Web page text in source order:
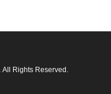
. All Rights Reserved.